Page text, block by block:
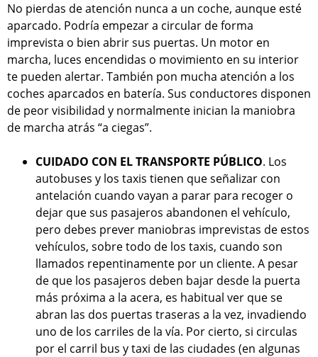
No pierdas de atención nunca a un coche, aunque esté
aparcado. Podría empezar a circular de forma
imprevista o bien abrir sus puertas. Un motor en
marcha, luces encendidas o movimiento en su interior
te pueden alertar. También pon mucha atención a los
coches aparcados en batería. Sus conductores disponen
de peor visibilidad y normalmente inician la maniobra
de marcha atrás “a ciegas”.
CUIDADO CON EL TRANSPORTE PÚBLICO. Los
autobuses y los taxis tienen que señalizar con
antelación cuando vayan a parar para recoger o
dejar que sus pasajeros abandonen el vehículo,
pero debes prever maniobras imprevistas de estos
vehículos, sobre todo de los taxis, cuando son
llamados repentinamente por un cliente. A pesar
de que los pasajeros deben bajar desde la puerta
más próxima a la acera, es habitual ver que se
abran las dos puertas traseras a la vez, invadiendo
uno de los carriles de la vía. Por cierto, si circulas
por el carril bus y taxi de las ciudades (en algunas